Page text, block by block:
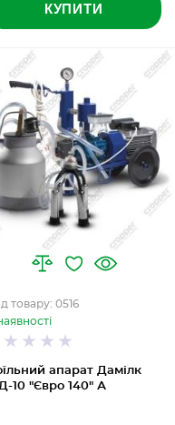
КУПИТИ
апарат Дамілк
10 "Євро 140" А
товару: 0516